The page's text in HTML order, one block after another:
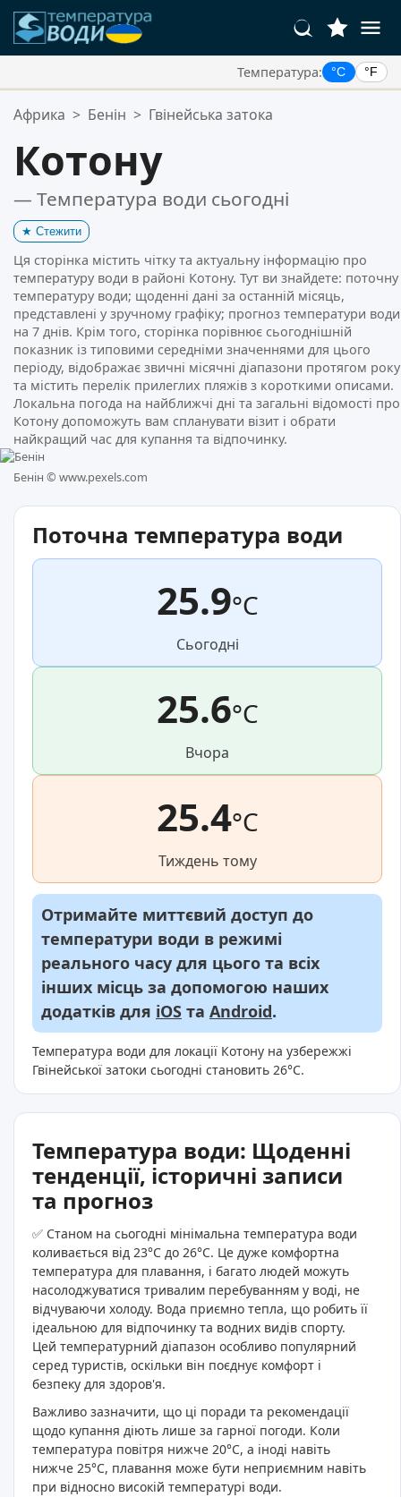
Температура: °C °F
Ваші Улюблені Місця:
Африка > Бенін > Гвінейська затока
Котону
— Температура води сьогодні
★ Стежити
Ця сторінка містить чітку та актуальну інформацію про
температуру води в районі Котону. Тут ви знайдете: поточну
температуру води; щоденні дані за останній місяць,
представлені у зручному графіку; прогноз температури води
на 7 днів. Крім того, сторінка порівнює сьогоднішній
показник із типовими середніми значеннями для цього
періоду, відображає звичні місячні діапазони протягом року
та містить перелік прилеглих пляжів з короткими описами.
Локальна погода на найближчі дні та загальні відомості про
Котону допоможуть вам спланувати візит і обрати
найкращий час для купання та відпочинку.
Бенін © www.pexels.com
Поточна температура води
25.9°C
Сьогодні
25.6°C
Вчора
25.4°C
Тиждень тому
Отримайте миттєвий доступ до
температури води в режимі
реального часу для цього та всіх
інших місць за допомогою наших
додатків для iOS та Android.
Температура води для локації Котону на узбережжі
Гвінейської затоки сьогодні становить 26°C.
Температура води: Щоденні
тенденції, історичні записи
та прогноз
✅ Станом на сьогодні мінімальна температура води
коливається від 23°C до 26°C. Це дуже комфортна
температура для плавання, і багато людей можуть
насолоджуватися тривалим перебуванням у воді, не
відчуваючи холоду. Вода приємно тепла, що робить її
ідеальною для відпочинку та водних видів спорту.
Цей температурний діапазон особливо популярний
серед туристів, оскільки він поєднує комфорт і
безпеку для здоров'я.
Важливо зазначити, що ці поради та рекомендації
щодо купання діють лише за гарної погоди. Коли
температура повітря нижче 20°C, а іноді навіть
нижче 25°C, плавання може бути неприємним навіть
при відносно високій температурі води.